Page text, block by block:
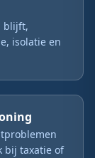
blijft,
isolatie en
bij taxatie of